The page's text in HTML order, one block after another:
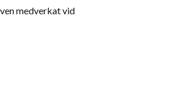
medverkat vid